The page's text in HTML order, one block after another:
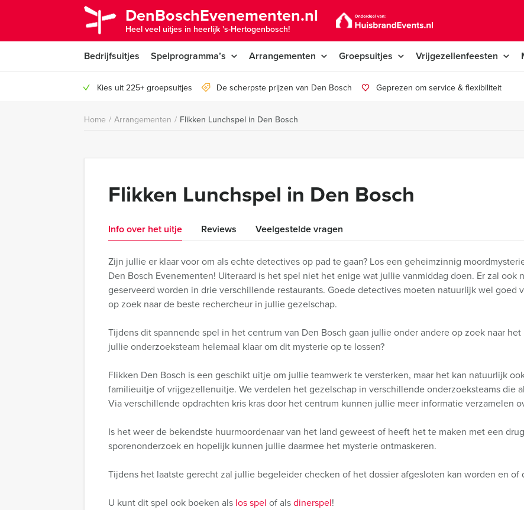
DenBoschEvenementen.nl
Heel veel uitjes in heerlijk 's-Hertogenbosch!
Bedrijfsuitjes Spelprogramma’s Arrangementen Groepsuitjes Vrijgezellenfeesten
Kies uit 225+ groepsuitjes De scherpste prijzen van Den Bosch Geprezen om service & flexibiliteit
Home / Arrangementen / Flikken Lunchspel in Den Bosch
Flikken Lunchspel in Den Bosch
Info over het uitje Reviews Veelgestelde vragen
Zijn jullie er klaar voor om als echte detectives op pad te gaan? Los een geheimzinnig
Den Bosch Evenementen! Uiteraard is het spel niet het enige wat jullie vanmiddag doen. Er zal ook
geserveerd worden in drie verschillende restaurants. Goede detectives moeten natuurlijk wel goed
op zoek naar de beste rechercheur in jullie gezelschap.
Tijdens dit spannende spel in het centrum van Den Bosch gaan jullie onder andere op zoek naar
jullie onderzoeksteam helemaal klaar om dit mysterie op te lossen?
Flikken Den Bosch is een geschikt uitje om jullie teamwerk te versterken, maar het kan natuurlijk
familieuitje of vrijgezellenuitje. We verdelen het gezelschap in verschillende onderzoeksteams die
Via verschillende opdrachten kris kras door het centrum kunnen jullie meer informatie verzamelen
Is het weer de bekendste huurmoordenaar van het land geweest of heeft het te maken met een
sporenonderzoek en hopelijk kunnen jullie daarmee het mysterie ontmaskeren.
Tijdens het laatste gerecht zal jullie begeleider checken of het dossier afgesloten kan worden en of
U kunt dit spel ook boeken als los spel of alsdinerspel!